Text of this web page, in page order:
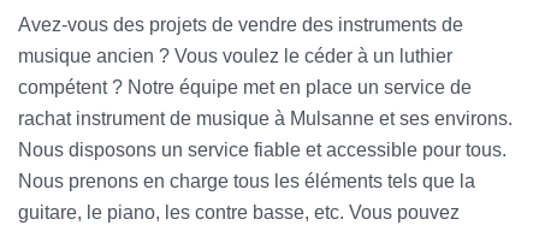
Avez-vous des projets de vendre des instruments de
musique ancien ? Vous voulez le céder à un luthier
compétent ? Notre équipe met en place un service de
rachat instrument de musique à Mulsanne et ses environs.
Nous disposons un service fiable et accessible pour tous.
Nous prenons en charge tous les éléments tels que la
guitare, le piano, les contre basse, etc. Vous pouvez